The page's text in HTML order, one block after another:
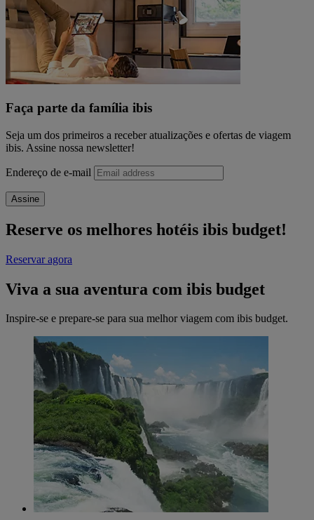
Faça parte da família ibis
Seja um dos primeiros a receber atualizações e ofertas de viagem
ibis. Assine nossa newsletter!
Endereço de e-mail
Assine
Reserve os melhores hotéis ibis budget!
Reservar agora
Viva a sua aventura com ibis budget
Inspire-se e prepare-se para sua melhor viagem com ibis budget.